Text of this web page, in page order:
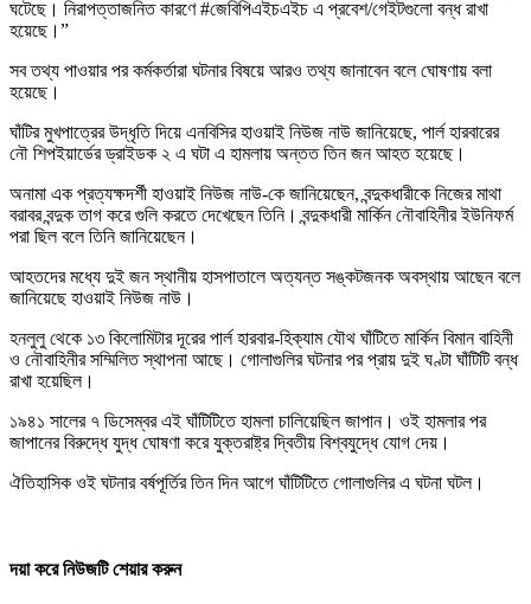
ঘটেছে। নিরাপত্তাজনিত কারণে #জেবিপিএইচএইচ এ প্রবেশ/গেইটগুলো বন্ধ রাখা
হয়েছে।”
সব তথ্য পাওয়ার পর কর্মকর্তারা ঘটনার বিষয়ে আরও তথ্য জানাবেন বলে ঘোষণায় বলা
হয়েছে।
ঘাঁটির মুখপাত্রের উদ্ধৃতি দিয়ে এনবিসির হাওয়াই নিউজ নাউ জানিয়েছে, পার্ল হারবারের
নৌ শিপইয়ার্ডের ড্রাইডক ২ এ ঘটা এ হামলায় অন্তত তিন জন আহত হয়েছে।
অনামা এক প্রত্যক্ষদর্শী হাওয়াই নিউজ নাউ-কে জানিয়েছেন, বন্দুকধারীকে নিজের মাথা
বরাবর বন্দুক তাগ করে গুলি করতে দেখেছেন তিনি। বন্দুকধারী মার্কিন নৌবাহিনীর ইউনিফর্ম
পরা ছিল বলে তিনি জানিয়েছেন।
আহতদের মধ্যে দুই জন স্থানীয় হাসপাতালে অত্যন্ত সঙ্কটজনক অবস্থায় আছেন বলে
জানিয়েছে হাওয়াই নিউজ নাউ।
হনলুলু থেকে ১৩ কিলোমিটার দূরের পার্ল হারবার-হিক্যাম যৌথ ঘাঁটিতে মার্কিন বিমান বাহিনী
ও নৌবাহিনীর সম্মিলিত স্থাপনা আছে। গোলাগুলির ঘটনার পর প্রায় দুই ঘণ্টা ঘাঁটিটি বন্ধ
রাখা হয়েছিল।
১৯৪১ সালের ৭ ডিসেম্বর এই ঘাঁটিটিতে হামলা চালিয়েছিল জাপান। ওই হামলার পর
জাপানের বিরুদ্ধে যুদ্ধ ঘোষণা করে যুক্তরাষ্ট্র দ্বিতীয় বিশ্বযুদ্ধে যোগ দেয়।
ঐতিহাসিক ওই ঘটনার বর্ষপূর্তির তিন দিন আগে ঘাঁটিটিতে গোলাগুলির এ ঘটনা ঘটল।
দয়া করে নিউজটি শেয়ার করুন